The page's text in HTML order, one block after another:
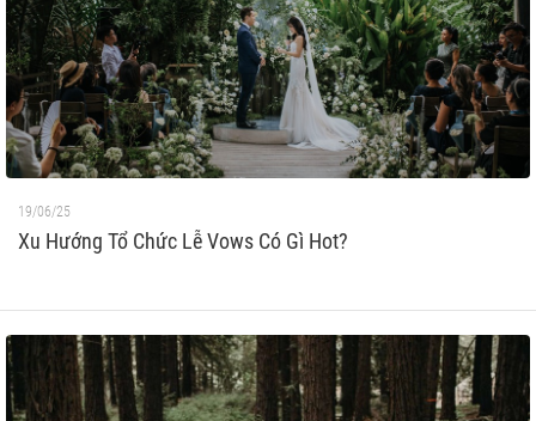
19/06/25
Xu Hướng Tổ Chức Lễ Vows Có Gì Hot?